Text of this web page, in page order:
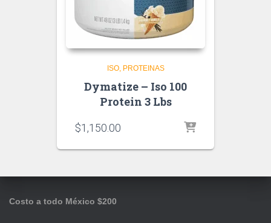
ISO PROTEINAS
Dymatize – Iso 100
Protein 3 Lbs
$1,150.00
Costo a todo México $200